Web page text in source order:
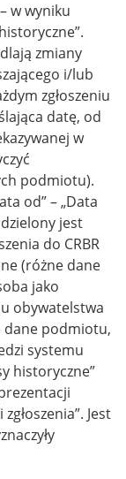
w wyniku
zmiany
i/lub
zgłoszeniu
datę, od
w
podmiotu).
od” – „Data
jest
do CRBR
(różne dane
jako
obywatelstwa
dane podmiotu,
systemu
historyczne”
Jest